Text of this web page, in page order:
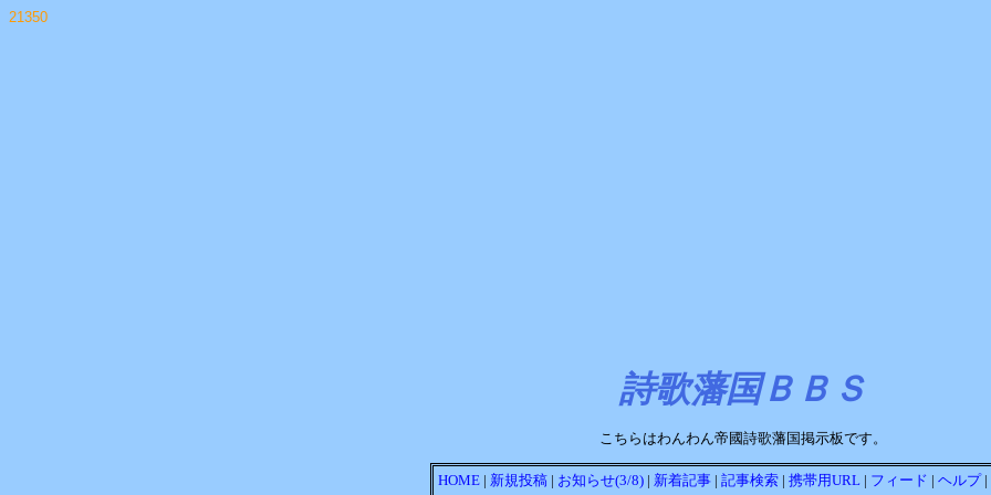
21350
詩歌藩国ＢＢＳ
こちらはわんわん帝國詩歌藩国掲示板です。
HOME | 新規投稿 | お知らせ(3/8) | 新着記事 | 記事検索 | 携帯用URL | フィード | ヘルプ|